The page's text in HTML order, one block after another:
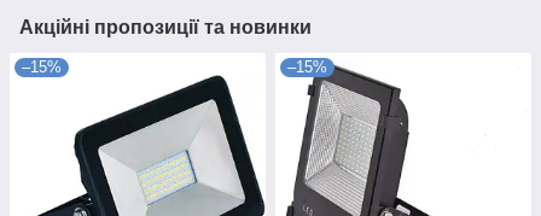
Акційні пропозиції та новинки
–15% –15%